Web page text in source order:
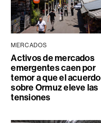
MERCADOS
Activos de mercados
emergentes caen por
temor a que el acuerdo
sobre Ormuz eleve las
tensiones